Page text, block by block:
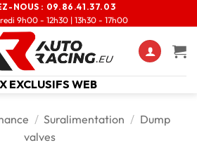
NOUS : 09.86.41.37.03
9h00 - 12h30 | 13h30 - 17h00
EXCLUSIFS WEB
/ Suralimentation / Dump
valves